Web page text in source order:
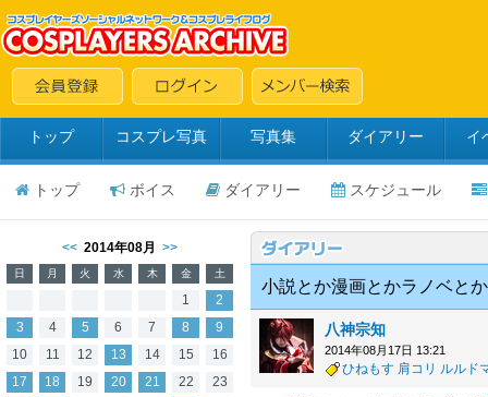
トップ コスプレ写真 写真集 ダイアリー イ
トップ ボイス ダイアリー スケジュール
<< 2014年08月 >>
日 月 火 水 木 金 土
1
2
3
4 5 6 7 8
9
10
11 12 13 14 15
16
17
18 19 20 21 22
23
小説とか漫画とかラノベと
八神宗知
2014年08月17日 13:21
ひねもす 肩コリ ルルド